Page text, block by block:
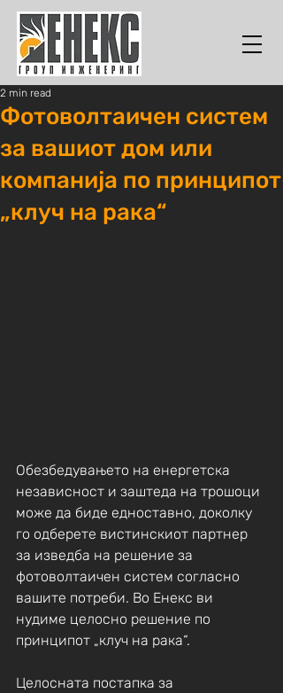
Фотоволтаичен систем
за вашиот дом или
компанија по принципот
„клуч на рака“
2 min read
Обезбедувањето на енергетска
независност и заштеда на трошоци
може да биде едноставно, доколку
го одберете вистинскиот партнер
за изведба на решение за
фотоволтаичен систем согласно
вашите потреби. Во Енекс ви
нудиме целосно решение по
принципот „клуч на рака“.
Целосната постапка за